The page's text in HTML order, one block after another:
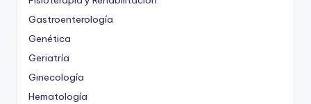
Gastroenterología
Genética
Geriatría
Ginecología
Hematología